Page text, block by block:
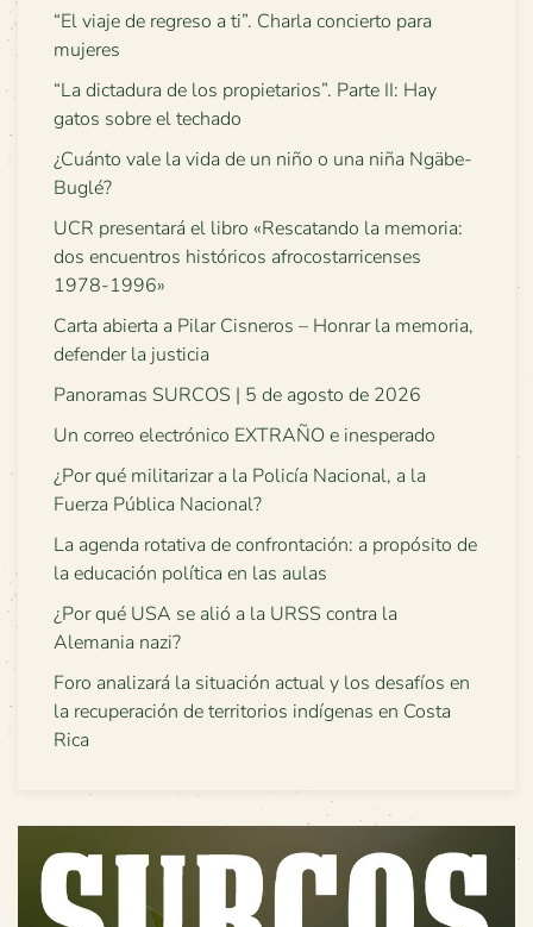
“El viaje de regreso a ti”. Charla concierto para
mujeres
“La dictadura de los propietarios”. Parte II: Hay
gatos sobre el techado
¿Cuánto vale la vida de un niño o una niña Ngäbe-
Buglé?
UCR presentará el libro «Rescatando la memoria:
dos encuentros históricos afrocostarricenses
1978-1996»
Carta abierta a Pilar Cisneros – Honrar la memoria,
defender la justicia
Panoramas SURCOS | 5 de agosto de 2026
Un correo electrónico EXTRAÑO e inesperado
¿Por qué militarizar a la Policía Nacional, a la
Fuerza Pública Nacional?
La agenda rotativa de confrontación: a propósito de
la educación política en las aulas
¿Por qué USA se alió a la URSS contra la
Alemania nazi?
Foro analizará la situación actual y los desafíos en
la recuperación de territorios indígenas en Costa
Rica